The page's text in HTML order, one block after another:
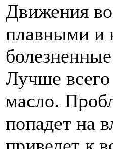
Движения
плавными и
Лучше всего
масло.
попадет на